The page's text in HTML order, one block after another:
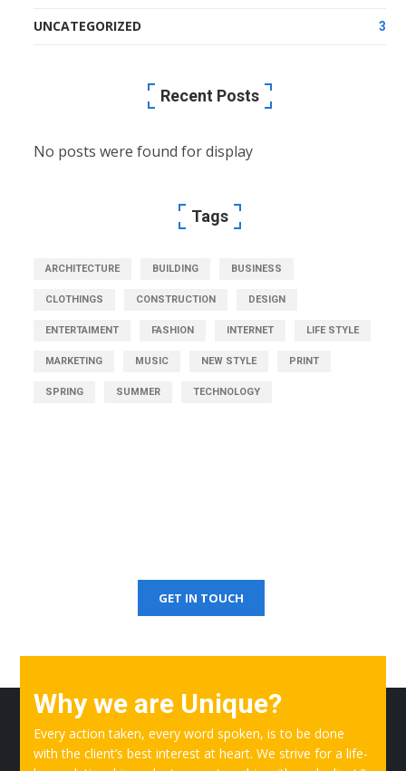
UNCATEGORIZED 3
Recent Posts
No posts were found for display
Tags
ARCHITECTURE BUILDING BUSINESS
CLOTHINGS CONSTRUCTION DESIGN
ENTERTAIMENT FASHION INTERNET LIFE STYLE
MARKETING MUSIC NEW STYLE PRINT
SPRING SUMMER TECHNOLOGY
GET IN TOUCH
Why we are Unique?
Every action taken, every word spoken, is to be done
with the client’s best interest at heart. We strive for a life-